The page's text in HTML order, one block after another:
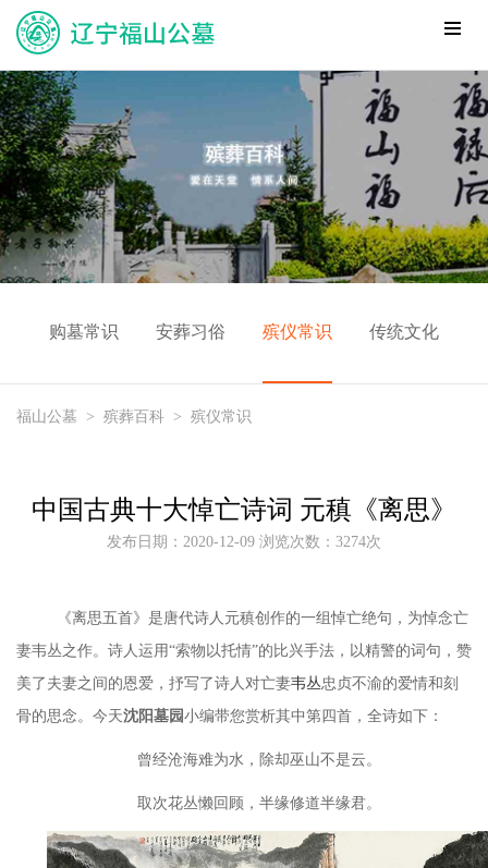
购墓常识 安葬习俗 殡仪常识 传统文化
福山公墓 > 殡葬百科 > 殡仪常识
中国古典十大悼亡诗词 元稹《离思》
发布日期：2020-12-09 浏览次数：3274次
《离思五首》是唐代诗人元稹创作的一组悼亡绝句，为悼念亡
妻韦丛之作。 诗人运用“索物以托情”的比兴手法，以精警的词句，赞
美了夫妻之间的恩爱，抒写了诗人对亡妻韦丛忠贞不渝的爱情和刻
骨的思念。今天沈阳墓园小编带您赏析其中第四首，全诗如下：
曾经沧海难为水，除却巫山不是云。
取次花丛懒回顾，半缘修道半缘君。